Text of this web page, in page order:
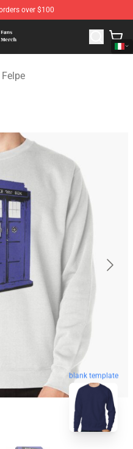
over $100
Box Merchandise Shop
blank template